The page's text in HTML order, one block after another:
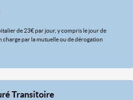
de 23€ par jour, y compris le jour de
charge par la mutuelle ou de dérogation
Transitoire